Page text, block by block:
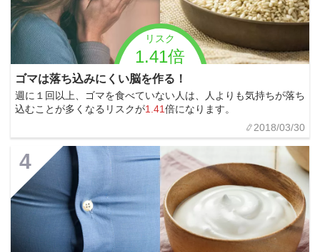
リスク
1.41倍
ゴマは落ち込みにくい脳を作る！
週に１回以上、ゴマを食べていない人は、人よりも気持ちが落ち
込むことが多くなるリスクが1.41倍になります。
2018/03/30
4